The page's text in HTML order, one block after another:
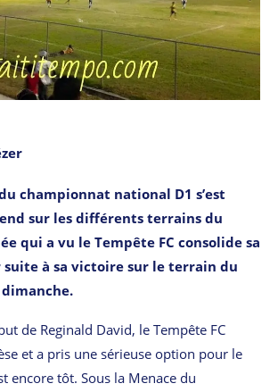
championnat national D1 s’est
sur les différents terrains du
qui a vu le Tempête FC consolide sa
suite à sa victoire sur le terrain du
dimanche.
de Reginald David, le Tempête FC
et a pris une sérieuse option pour le
encore tôt. Sous la Menace du